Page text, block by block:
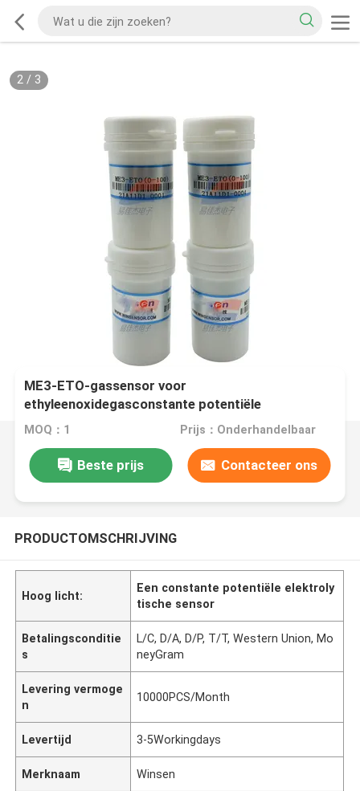
2/ 3
ME3-ETO-gassensor voor
ethyleenoxidegasconstante potentiële
elektrolytische sensor 20PPM
MOQ：1 Prijs：Onderhandelbaar
Beste prijs Contacteer ons
PRODUCTOMSCHRIJVING
Hoog licht:
Een constante potentiële elektroly
tische sensor
Betalingsconditie
s
L/C, D/A, D/P, T/T, Western Union, Mo
neyGram
Levering vermoge
n
10000PCS/Month
Levertijd 3-5Workingdays
Merknaam Winsen